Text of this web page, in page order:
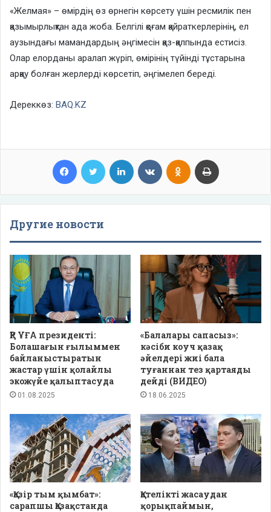
«Желмая» – өмірдің өз өрнегін көрсету үшін ресмилік пен
қазымырлықтан ада жоба. Белгілі қоғам қайраткерлерінің, ел
аузындағы мамандардың әңгімесін қаз-қалпында естисіз.
Олар елорданы аралап жүріп, өмірінің түйінді тұстарына
арқау болған жерлерді көрсетіп, әңгімелеп береді.
Дереккөз: BAQ.KZ
Facebook Twitter LinkedIn VKontakteOdnoklassniki
Другие новости
ҚР ҰҒА президенті:
Болашағын ғылыммен
байланыстыратын
жастар үшін қолайлы
экожүйе қалыптасуда
01.08.2025
«Балалары сапасыз»:
кәсіби коуч қазақ
әйелдері жиі бала
туғаннан тез қартаяды
дейді (ВИДЕО)
18.06.2025
«Қазір тым қымбат»:
cарапшы Қазақстанда
Қателікті жасаудан
қорықпаймын,